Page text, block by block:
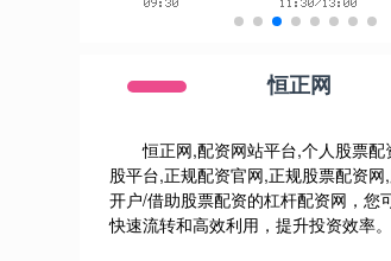
恒正网
恒正网,配资网站平台,个人股票
股平台,正规配资官网,正规股票配资网
开户/借助股票配资的杠杆配资网，您
快速流转和高效利用，提升投资效率。